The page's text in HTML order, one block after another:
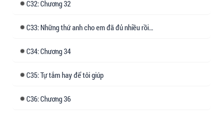
không thích cũng đừng chê bai.
32: Chương 32
33: Những thứ anh cho em đã đủ nhiều rồi…
34: Chương 34
35: Tự tắm hay để tôi giúp
36: Chương 36